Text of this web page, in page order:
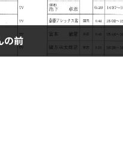
の前